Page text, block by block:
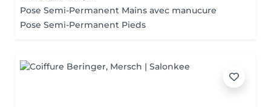
Pose Semi-Permanent Mains avec manucure
Pose Semi-Permanent Pieds